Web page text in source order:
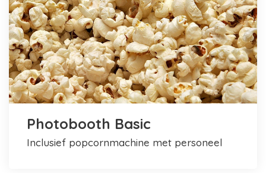
Photobooth Basic
inclusief popcornmachine met personeel